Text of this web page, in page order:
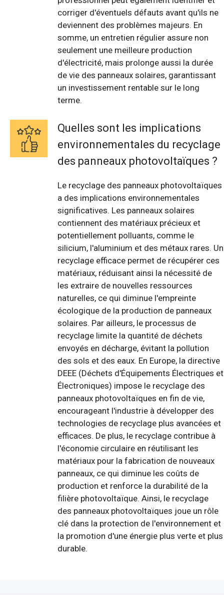
corriger d'éventuels défauts avant qu'ils ne
deviennent des problèmes majeurs. En
somme, un entretien régulier assure non
seulement une meilleure production
d'électricité, mais prolonge aussi la durée
de vie des panneaux solaires, garantissant
un investissement rentable sur le long
terme.
Quelles sont les implications
environnementales du recyclage
des panneaux photovoltaïques ?
Le recyclage des panneaux photovoltaïques
a des implications environnementales
significatives. Les panneaux solaires
contiennent des matériaux précieux et
potentiellement polluants, comme le
silicium, l'aluminium et des métaux rares. Un
recyclage efficace permet de récupérer ces
matériaux, réduisant ainsi la nécessité de
les extraire de nouvelles ressources
naturelles, ce qui diminue l'empreinte
écologique de la production de panneaux
solaires. Par ailleurs, le processus de
recyclage limite la quantité de déchets
envoyés en décharge, évitant la pollution
des sols et des eaux. En Europe, la directive
DEEE (Déchets d'Équipements Électriques et
Électroniques) impose le recyclage des
panneaux photovoltaïques en fin de vie,
encourageant l'industrie à développer des
technologies de recyclage plus avancées et
efficaces. De plus, le recyclage contribue à
l'économie circulaire en réutilisant les
matériaux pour la fabrication de nouveaux
panneaux, ce qui diminue les coûts de
production et renforce la durabilité de la
filière photovoltaïque. Ainsi, le recyclage
des panneaux photovoltaïques joue un rôle
clé dans la protection de l'environnement et
la promotion d'une énergie plus verte et plus
durable.